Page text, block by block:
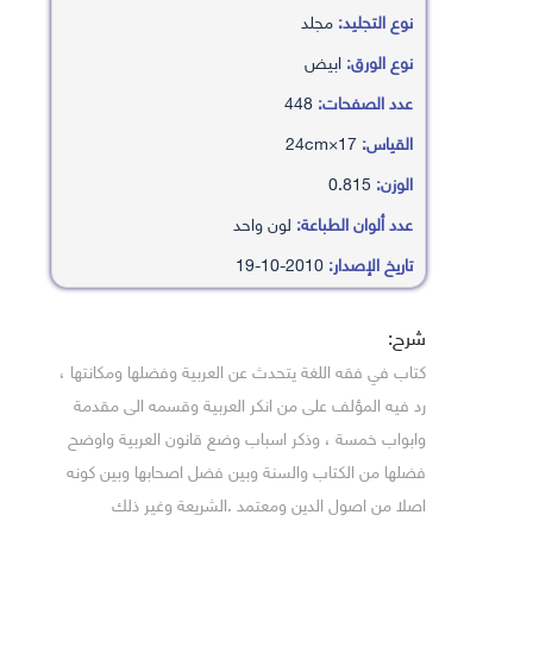
نوع التجليد:مجلد
نوع الورق:ابيض
عدد الصفحات:
القياس:
الوزن:
عدد ألوان الطباعة: لون واحد
تاريخ الإصدار:
شرح:
كتاب في فقه اللغة يتحدث عن العربية وفضلها ومكانتها ،
رد فيه المؤلف على من انكر العربية وقسمه الى مقدمة
وابواب خمسة ، وذكر اسباب وضع قانون العربية واوضح
فضلها من الكتاب والسنة وبين فضل اصحابها وبين كونه
اصلا من اصول الدين ومعتمد .الشريعة وغير ذلك